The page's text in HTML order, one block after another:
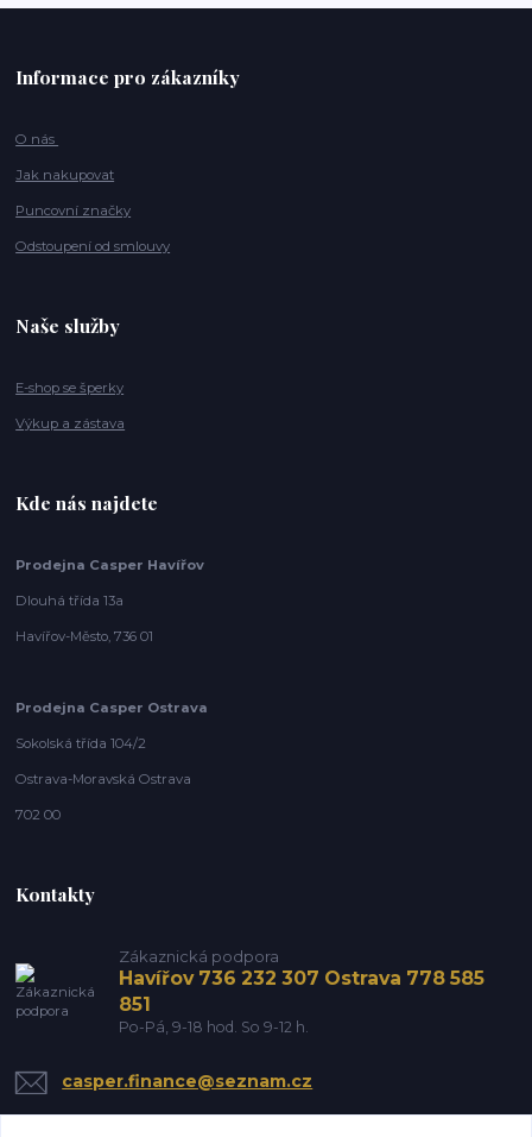
Informace pro zákazníky
O nás
Jak nakupovat
Puncovní značky
Odstoupení od smlouvy
Naše služby
E-shop se šperky
Výkup a zástava
Kde nás najdete
Prodejna Casper Havířov
Dlouhá třída 13a
Havířov-Město, 736 01
Prodejna Casper Ostrava
Sokolská třída 104/2
Ostrava-Moravská Ostrava
702 00
Kontakty
Zákaznická podpora
Havířov 736 232 307 Ostrava 778 585
851
Po-Pá, 9-18 hod. So 9-12 h.
casper.finance@seznam.cz